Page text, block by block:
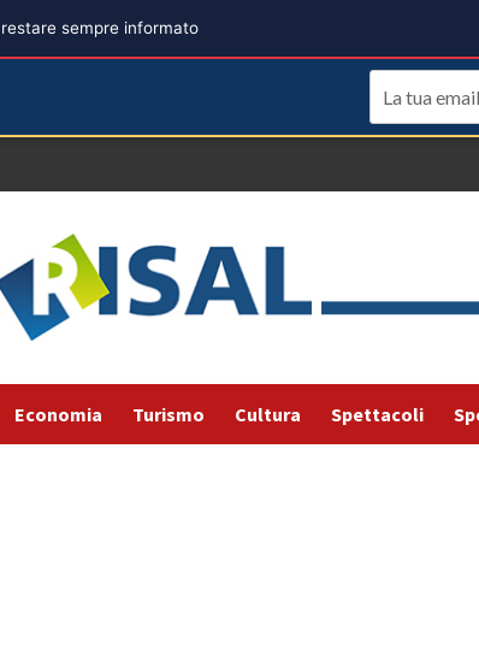
Economia Turismo Cultura Spettacoli
sempre informato